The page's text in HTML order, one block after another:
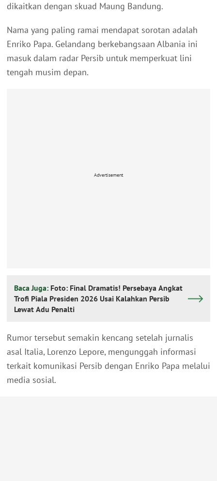
dikaitkan dengan skuad Maung Bandung.
Nama yang paling ramai mendapat sorotan adalah
Enriko Papa. Gelandang berkebangsaan Albania ini
masuk dalam radar Persib untuk memperkuat lini
tengah musim depan.
Advertisement
Baca Juga: Foto: Final Dramatis! Persebaya Angkat
Trofi Piala Presiden 2026 Usai Kalahkan Persib
Lewat Adu Penalti
Rumor tersebut semakin kencang setelah jurnalis
asal Italia, Lorenzo Lepore, mengunggah informasi
terkait komunikasi Persib dengan Enriko Papa melalui
media sosial.